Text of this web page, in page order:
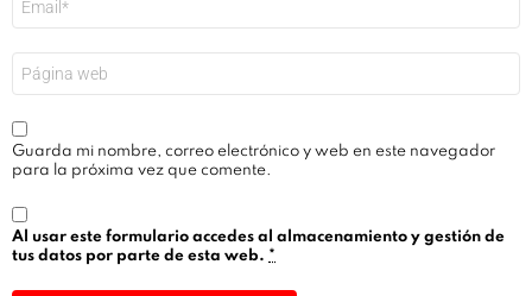
electrónico
*
Guarda mi nombre, correo electrónico y web en este navegador
para la próxima vez que comente.
Al usar este formulario accedes al almacenamiento y gestión de
tus datos por parte de esta web. *